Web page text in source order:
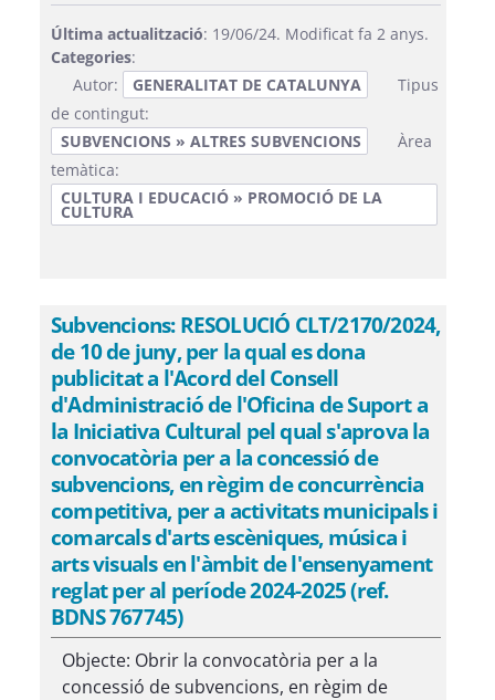
Última actualització: 19/06/24. Modificat fa 2 anys.
Categories:
Autor:
GENERALITAT DE CATALUNYA
Tipus
de contingut:
SUBVENCIONS » ALTRES SUBVENCIONS
Àrea
temàtica:
CULTURA I EDUCACIÓ » PROMOCIÓ DE LA
CULTURA
Subvencions: RESOLUCIÓ CLT/2170/2024,
de 10 de juny, per la qual es dona
publicitat a l'Acord del Consell
d'Administració de l'Oficina de Suport a
la Iniciativa Cultural pel qual s'aprova la
convocatòria per a la concessió de
subvencions, en règim de concurrència
competitiva, per a activitats municipals i
comarcals d'arts escèniques, música i
arts visuals en l'àmbit de l'ensenyament
reglat per al període 2024-2025 (ref.
BDNS 767745)
Objecte: Obrir la convocatòria per a la
concessió de subvencions, en règim de